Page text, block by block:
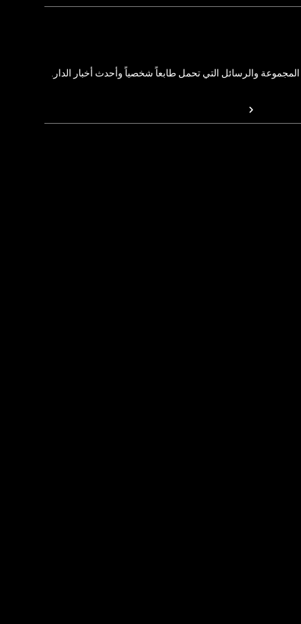
والرسائل التي تحمل طابعاً شخصياً وأحدث أخبار الدار.